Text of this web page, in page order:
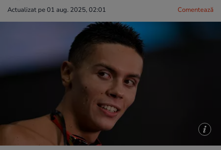
Actualizat pe 01 aug. 2025, 02:01 Comentează